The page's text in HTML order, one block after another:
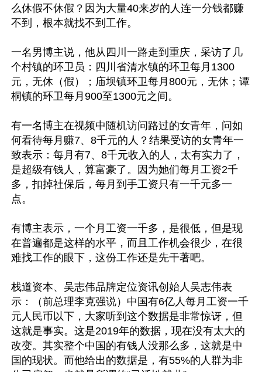
么休假不休假？因为大量40来岁的人连一分钱都赚
不到，根本就找不到工作。
一名男博主说，他从四川一路走到重庆，采访了几
个村镇的环卫员：四川省清水镇的环卫每月1300
元，无休（假）；庙坝镇环卫每月800元，无休；谭
桐镇的环卫每月900至1300元之间。
有一名博主在视频中随机访问路过的女青年，问如
何看待每月赚7、8千元的人？结果受访的女青年一
致表示：每月有7、8千元收入的人，太有实力了，
是超级有钱人，算富豪了。因为她们每月工资2千
多，扣掉社保后，每月到手工资只有一千元多一
点。
有博主表示，一个月工资一千多，是很低，但是现
在普遍都是这样的水平，而且工作机会很少，在很
难找工作的眼下，这份工作还是先干著吧。
栈道资本、吴志伟品牌定位资讯创始人吴志伟表
示：（前总理李克强说）中国有6亿人每月工资一千
元人民币以下，大家听到这个数据是非常惊讶，但
这就是事实。这是2019年的数据，现在没有太大的
改变。其实整个中国的有钱人没那么多，这就是中
国的现状。而他给出的数据是，有55%的人群为非